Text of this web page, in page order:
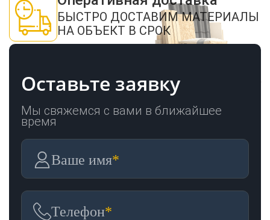
БЫСТРО ДОСТАВИМ МАТЕРИАЛЫ
НА ОБЪЕКТ В СРОК
Оставьте заявку
Мы свяжемся с вами в ближайшее
время
Ваше имя*
Телефон*
персональных данных в соответствии с ФЗ от 27.07.2006 № 152-ФЗ "О
персональных данных", на условиях и для целей, определенных вполитикой
конфиденциальности
ОТПРАВИТЬ